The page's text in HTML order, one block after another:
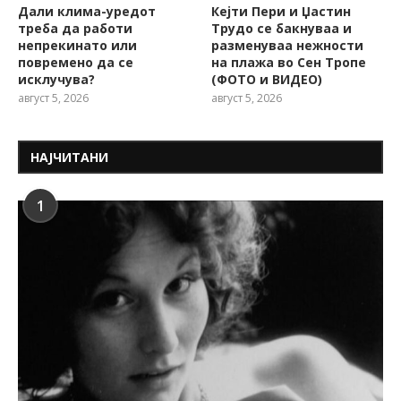
Дали клима-уредот
треба да работи
непрекинато или
повремено да се
исклучува?
август 5, 2026
Кејти Пери и Џастин
Трудо се бакнуваа и
разменуваа нежности
на плажа во Сен Тропе
(ФОТО и ВИДЕО)
август 5, 2026
НАЈЧИТАНИ
1